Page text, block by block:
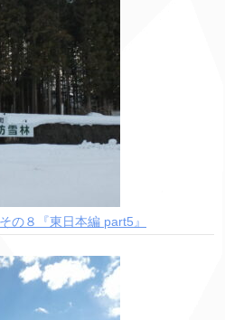
の８『東日本編 part5』